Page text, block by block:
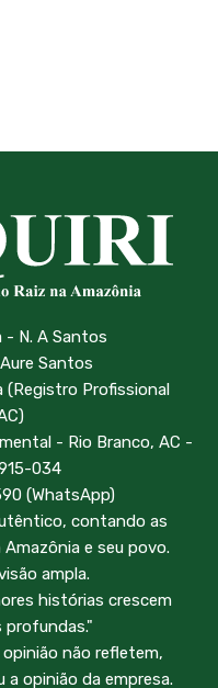
- N. A Santos
Santos
(Registro Profissional
- Rio Branco, AC -
034
(WhatsApp)
contando as
e seu povo.
ampla.
histórias crescem
profundas."
não refletem,
a opinião da empresa.